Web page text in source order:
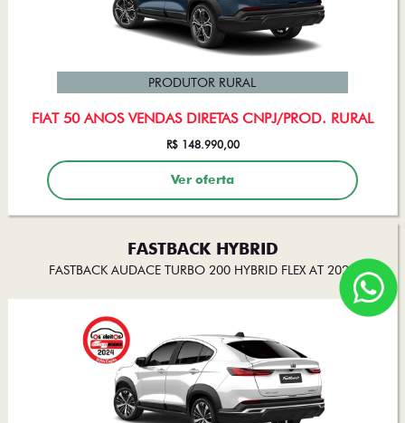
FIAT 50 ANOS VENDAS DIRETAS CNPJ/PROD. RURAL
PRODUTOR RURAL
R$ 148.990,00
Ver oferta
FASTBACK HYBRID
FASTBACK AUDACE TURBO 200 HYBRID FLEX AT 2025